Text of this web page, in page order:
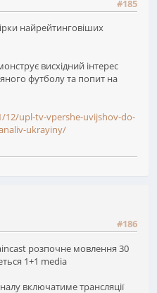
#185
найрейтинговіших
висхідний інтерес
футболу та попит на
upl-tv-vpershe-uvijshov-do-
ukrayiny/
#186
розпочне мовлення 30
1+1 media
включатиме трансляції